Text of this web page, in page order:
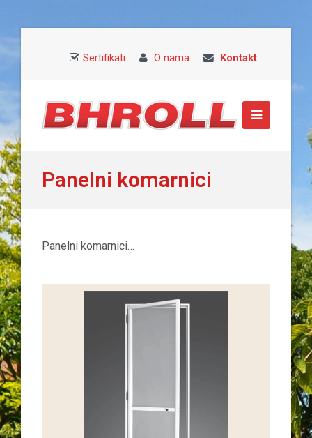
Sertifikati O nama Kontakt
Panelni komarnici
Panelni komarnici…